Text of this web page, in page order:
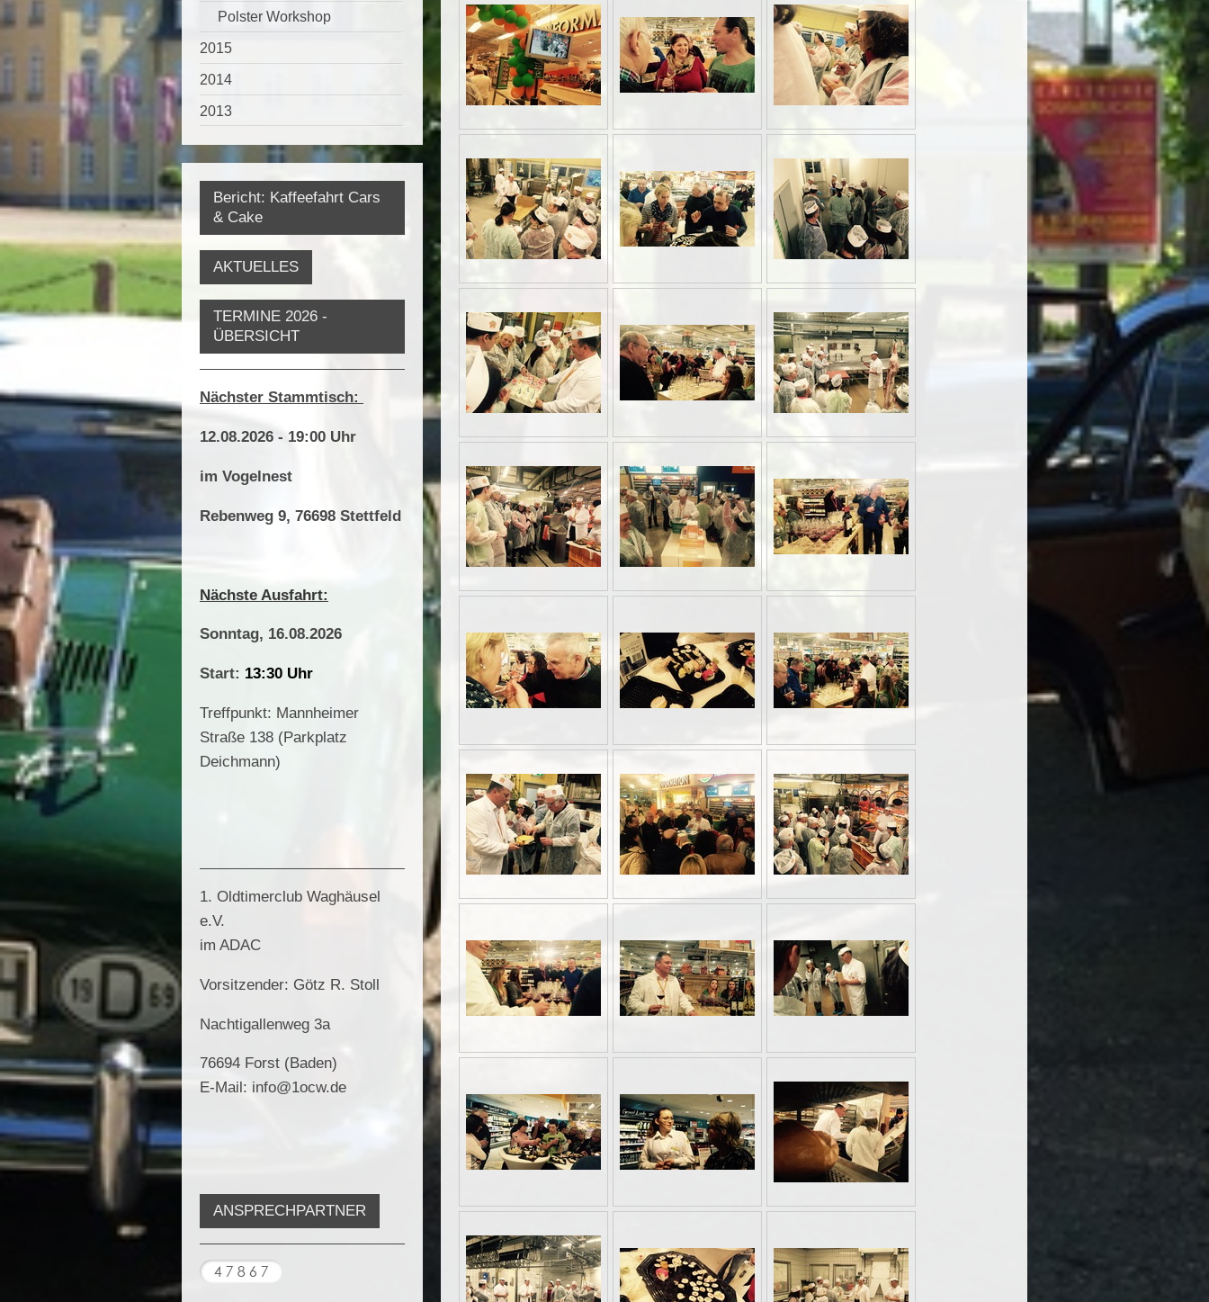
Polster Workshop
2015
2014
2013
Bericht: Kaffeefahrt Cars
& Cake
AKTUELLES
TERMINE 2026 -
ÜBERSICHT
Nächster Stammtisch:
12.08.2026 - 19:00 Uhr
im Vogelnest
Rebenweg 9, 76698 Stettfeld
Nächste Ausfahrt:
Sonntag, 16.08.2026
Start: 13:30 Uhr
Treffpunkt: Mannheimer
Straße 138 (Parkplatz
Deichmann)
1. Oldtimerclub Waghäusel
e.V.
im ADAC
Vorsitzender: Götz R. Stoll
Nachtigallenweg 3a
76694 Forst (Baden)
E-Mail: info@1ocw.de
ANSPRECHPARTNER